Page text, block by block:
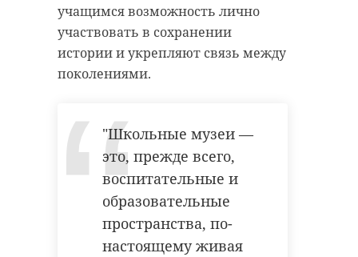
учащимся возможность лично
участвовать в сохранении
истории и укрепляют связь между
поколениями.
"Школьные музеи —
это, прежде всего,
воспитательные и
образовательные
пространства, по-
настоящему живая